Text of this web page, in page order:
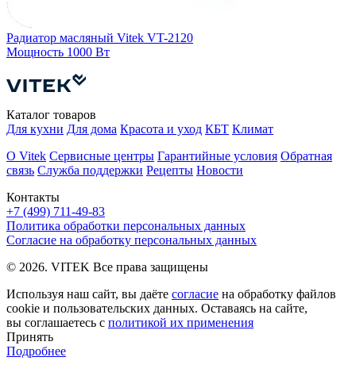
Радиатор масляный Vitek VT-2120
Мощность 1000 Вт
Контакты
+7 (499) 711-49-83
Каталог товаров
Для кухни Для дома Красота и уход КБТ Климат
О Vitek Сервисные центры Гарантийные условия Обратная
связь Служба поддержки Рецепты Новости
Политика обработки персональных данных
Согласие на обработку персональных данных
© 2026. VITEK Все права защищены
Используя наш сайт, вы даёте согласие на обработку файлов
cookie и пользовательских данных. Оставаясь на сайте,
вы соглашаетесь с политикой их применения
Принять
Подробнее